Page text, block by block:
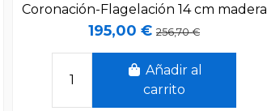
Coronación-Flagelación 14 cm madera
195,00 € 256,70 €
Añadir al
carrito